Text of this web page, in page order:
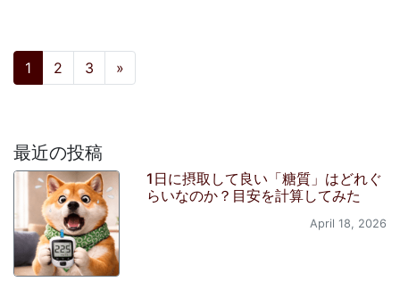
投稿ナビゲーション
1 2 3 »
最近の投稿
1日に摂取して良い「糖質」はどれぐ
らいなのか？目安を計算してみた
April 18, 2026